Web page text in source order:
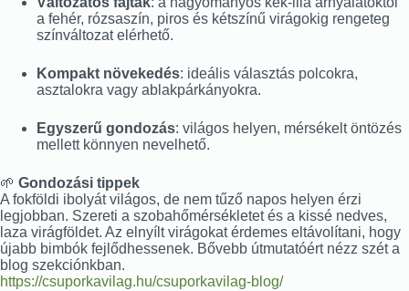
a fehér, rózsaszín, piros és kétszínű virágokig rengeteg
színváltozat elérhető.
Kompakt növekedés: ideális választás polcokra,
asztalokra vagy ablakpárkányokra.
Egyszerű gondozás: világos helyen, mérsékelt öntözés
mellett könnyen nevelhető.
🌱 Gondozási tippek
A fokföldi ibolyát világos, de nem tűző napos helyen érzi
legjobban. Szereti a szobahőmérsékletet és a kissé nedves,
laza virágföldet. Az elnyílt virágokat érdemes eltávolítani, hogy
újabb bimbók fejlődhessenek. Bővebb útmutatóért nézz szét a
blog szekciónkban.
https://csuporkavilag.hu/csuporkavilag-blog/